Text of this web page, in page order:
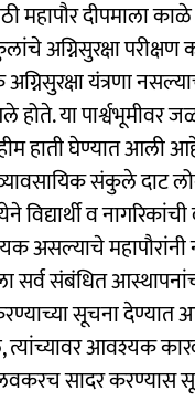
महापौर दीपमाला
अग्निसुरक्षा
यंत्रणा
या पार्श्वभूमीवर
हाती घेण्यात आली
संकुले दाट
विद्यार्थी व
महापौरांनी
सर्व संबंधित
सूचना देण्यात
आवश्यक
सादर करण्यास